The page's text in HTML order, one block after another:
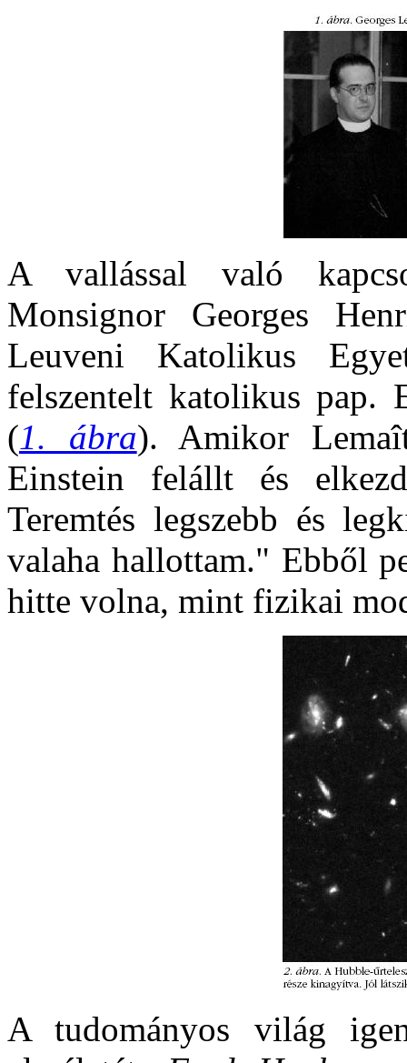
A vallással való
Monsignor Georges
Leuveni Katolikus
felszentelt katolikus pap.
(1. ábra). Amikor
Einstein felállt és
Teremtés legszebb és
valaha hallottam." Ebből
hitte volna, mint fizikai
A tudományos világ